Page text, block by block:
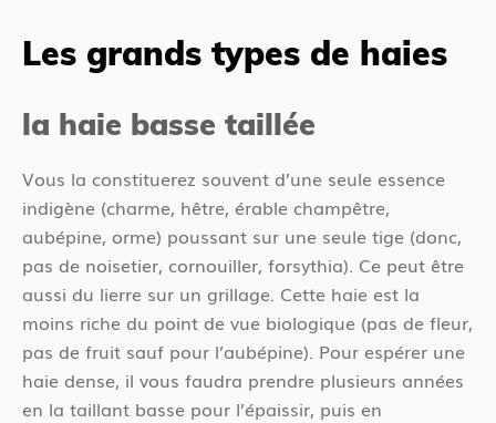
Les grands types de haies
la haie basse taillée
Vous la constituerez souvent d’une seule essence
indigène (charme, hêtre, érable champêtre,
aubépine, orme) poussant sur une seule tige (donc,
pas de noisetier, cornouiller, forsythia). Ce peut être
aussi du lierre sur un grillage. Cette haie est la
moins riche du point de vue biologique (pas de fleur,
pas de fruit sauf pour l’aubépine). Pour espérer une
haie dense, il vous faudra prendre plusieurs années
en la taillant basse pour l’épaissir, puis en